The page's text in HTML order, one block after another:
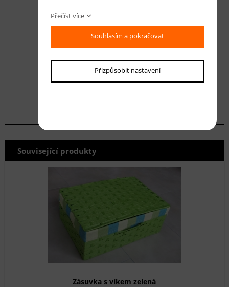
údajů
odeslat
Související produkty
Zásuvka s víkem zelená
Přečíst více
Souhlasím a pokračovat
Přizpůsobit nastavení